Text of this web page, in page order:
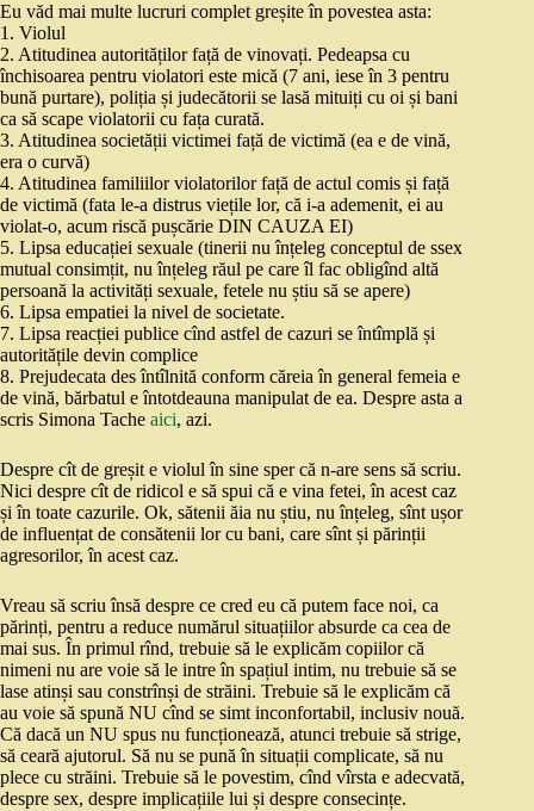
Eu văd mai multe lucruri complet greșite în povestea asta:
1. Violul
2. Atitudinea autorităților față de vinovați. Pedeapsa cu
închisoarea pentru violatori este mică (7 ani, iese în 3 pentru
bună purtare), poliția și judecătorii se lasă mituiți cu oi și bani
ca să scape violatorii cu fața curată.
3. Atitudinea societății victimei față de victimă (ea e de vină,
era o curvă)
4. Atitudinea familiilor violatorilor față de actul comis și față
de victimă (fata le-a distrus viețile lor, că i-a ademenit, ei au
violat-o, acum riscă pușcărie DIN CAUZA EI)
5. Lipsa educației sexuale (tinerii nu înțeleg conceptul de ssex
mutual consimțit, nu înțeleg răul pe care îl fac obligînd altă
persoană la activități sexuale, fetele nu știu să se apere)
6. Lipsa empatiei la nivel de societate.
7. Lipsa reacției publice cînd astfel de cazuri se întîmplă și
autoritățile devin complice
8. Prejudecata des întîlnită conform căreia în general femeia e
de vină, bărbatul e întotdeauna manipulat de ea. Despre asta a
scris Simona Tache aici, azi.
Despre cît de greșit e violul în sine sper că n-are sens să scriu.
Nici despre cît de ridicol e să spui că e vina fetei, în acest caz
și în toate cazurile. Ok, sătenii ăia nu știu, nu înțeleg, sînt ușor
de influențat de consătenii lor cu bani, care sînt și părinții
agresorilor, în acest caz.
Vreau să scriu însă despre ce cred eu că putem face noi, ca
părinți, pentru a reduce numărul situațiilor absurde ca cea de
mai sus. În primul rînd, trebuie să le explicăm copiilor că
nimeni nu are voie să le intre în spațiul intim, nu trebuie să se
lase atinși sau constrînși de străini. Trebuie să le explicăm că
au voie să spună NU cînd se simt inconfortabil, inclusiv nouă.
Că dacă un NU spus nu funcționează, atunci trebuie să strige,
să ceară ajutorul. Să nu se pună în situații complicate, să nu
plece cu străini. Trebuie să le povestim, cînd vîrsta e adecvată,
despre sex, despre implicațiile lui și despre consecințe.